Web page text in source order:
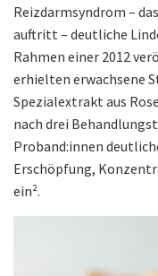
Reizdarmsyndrom –
auftritt – deutliche
Rahmen einer 2012
erhielten erwachsene
Spezialextrakt aus
nach drei
Proband:innen
Erschöpfung,
ein².